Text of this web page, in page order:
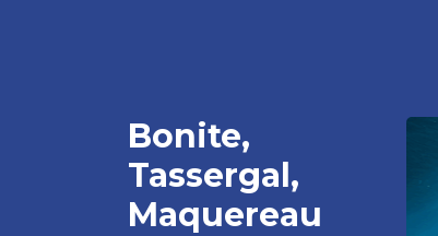
Bonite,
Tassergal,
Maquereau